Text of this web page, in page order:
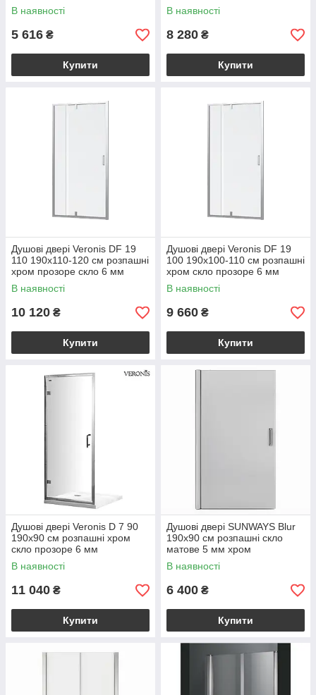
В наявності
5 616 ₴
Купити
В наявності
8 280 ₴
Купити
Душові двері Veronis DF 19
110 190х110-120 см розпашні
хром прозоре скло 6 мм
В наявності
10 120 ₴
Купити
Душові двері Veronis DF 19
100 190х100-110 см розпашні
хром скло прозоре 6 мм
В наявності
9 660 ₴
Купити
Душові двері Veronis D 7 90
190х90 см розпашні хром
скло прозоре 6 мм
В наявності
11 040 ₴
Купити
Душові двері SUNWAYS Blur
190х90 см розпашні скло
матове 5 мм хром
В наявності
6 400 ₴
Купити